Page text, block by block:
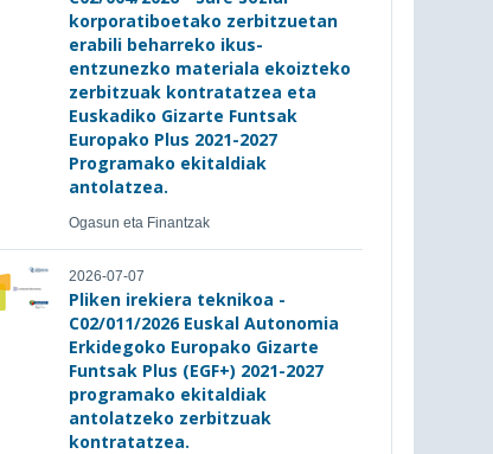
korporatiboetako zerbitzuetan
erabili beharreko ikus-
entzunezko materiala ekoizteko
zerbitzuak kontratatzea eta
Euskadiko Gizarte Funtsak
Europako Plus 2021-2027
Programako ekitaldiak
antolatzea.
Ogasun eta Finantzak
2026-07-07
Pliken irekiera teknikoa -
C02/011/2026 Euskal Autonomia
Erkidegoko Europako Gizarte
Funtsak Plus (EGF+) 2021-2027
programako ekitaldiak
antolatzeko zerbitzuak
kontratatzea.